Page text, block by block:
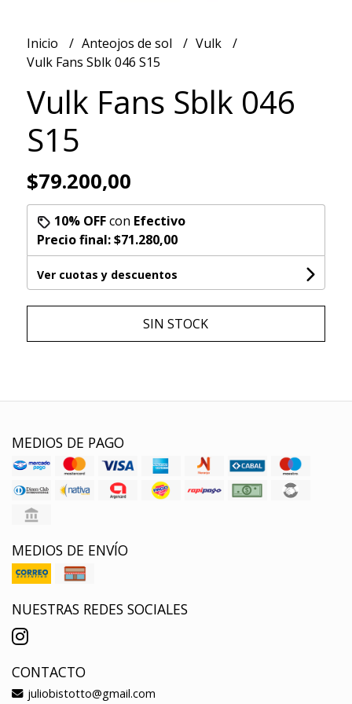
Inicio Anteojos de sol
Vulk
Vulk Fans Sblk 046 S15
Vulk Fans Sblk 046
S15
$79.200,00
10% OFFcon Efectivo
Precio final:$71.280,00
Ver cuotas y descuentos
SIN STOCK
MEDIOS DE PAGO
MEDIOS DE ENVÍO
NUESTRAS REDES SOCIALES
CONTACTO
juliobistotto@gmail.com